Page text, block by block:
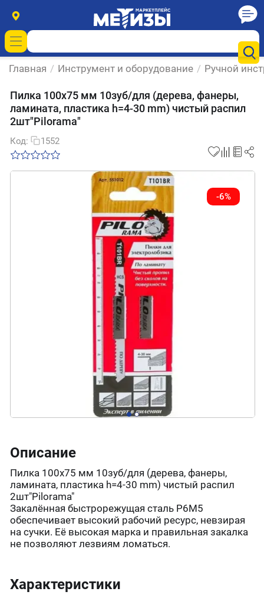
Главная / Инструмент и оборудование / Ручной
Пилка 100х75 мм 10зуб/для (дерева, фанеры,
ламината, пластика h=4-30 mm) чистый распил
2шт"Pilorama"
Код: 1552
-6%
Описание
Пилка 100х75 мм 10зуб/для (дерева, фанеры,
ламината, пластика h=4-30 mm) чистый распил
2шт"Pilorama"
Закалённая быстрорежущая сталь Р6М5
обеспечивает высокий рабочий ресурс, невзирая
на сучки. Её высокая марка и правильная закалка
не позволяют лезвиям ломаться.
Характеристики